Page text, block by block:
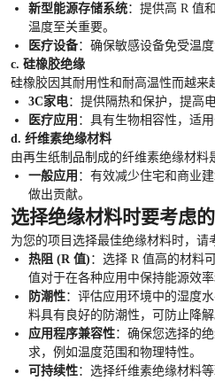
新型能源存储系统：提供高 R 值
温度至关重要。
医疗设备：确保敏感设备免受温度
c. 硅橡胶绝缘
硅橡胶因其耐用性和耐高温性而越来
3C家电：提供隔热和保护，提高
医疗应用 ：具有生物相容性，适
d. 纤维素绝缘材料
由再生纸制品制成的纤维素绝缘材料
一般应用 ：有效减少住宅和商业
做出贡献。
选择绝缘材料时要考虑
为您的项目选择最佳绝缘材料时，请
热阻 (R 值) ：选择 R 值高的材料
值对于在各种应用中保持能源效率
防潮性：评估应用环境中的湿度
料具有良好的防潮性，可防止降解
应用程序兼容性：确保您选择的
求，例如温度范围和物理特性。
可持续性：选择纤维素绝缘材料